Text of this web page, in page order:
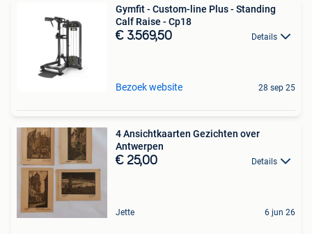
Gymfit - Custom-line Plus - Standing
Calf Raise - Cp18
€ 3.569,50 Details
Bezoek website 28 sep 25
4 Ansichtkaarten Gezichten over
Antwerpen
€ 25,00 Details
Jette 6 jun 26